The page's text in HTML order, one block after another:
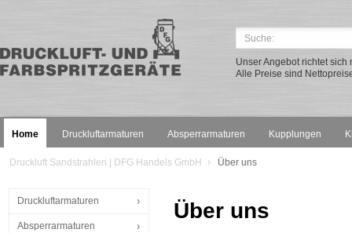
Unser Angebot richtet
Alle Preise sind
Home Druckluftarmaturen Absperrarmaturen Kupplungen
Druckluft Sandstrahlen | DFG Handels GmbH Über uns
Druckluftarmaturen
Absperrarmaturen
Über uns